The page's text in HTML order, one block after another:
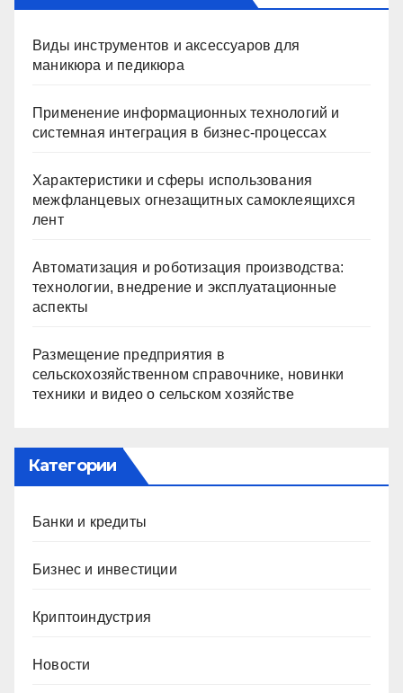
Виды инструментов и аксессуаров для
маникюра и педикюра
Применение информационных технологий и
системная интеграция в бизнес-процессах
Характеристики и сферы использования
межфланцевых огнезащитных самоклеящихся
лент
Автоматизация и роботизация производства:
технологии, внедрение и эксплуатационные
аспекты
Размещение предприятия в
сельскохозяйственном справочнике, новинки
техники и видео о сельском хозяйстве
Категории
Банки и кредиты
Бизнес и инвестиции
Криптоиндустрия
Новости